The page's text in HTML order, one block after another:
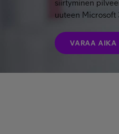
siirtyminen
uuteen Microsoft
VARAA AIKA